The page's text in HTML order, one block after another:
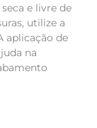
e livre de
utilize a
aplicação de
na